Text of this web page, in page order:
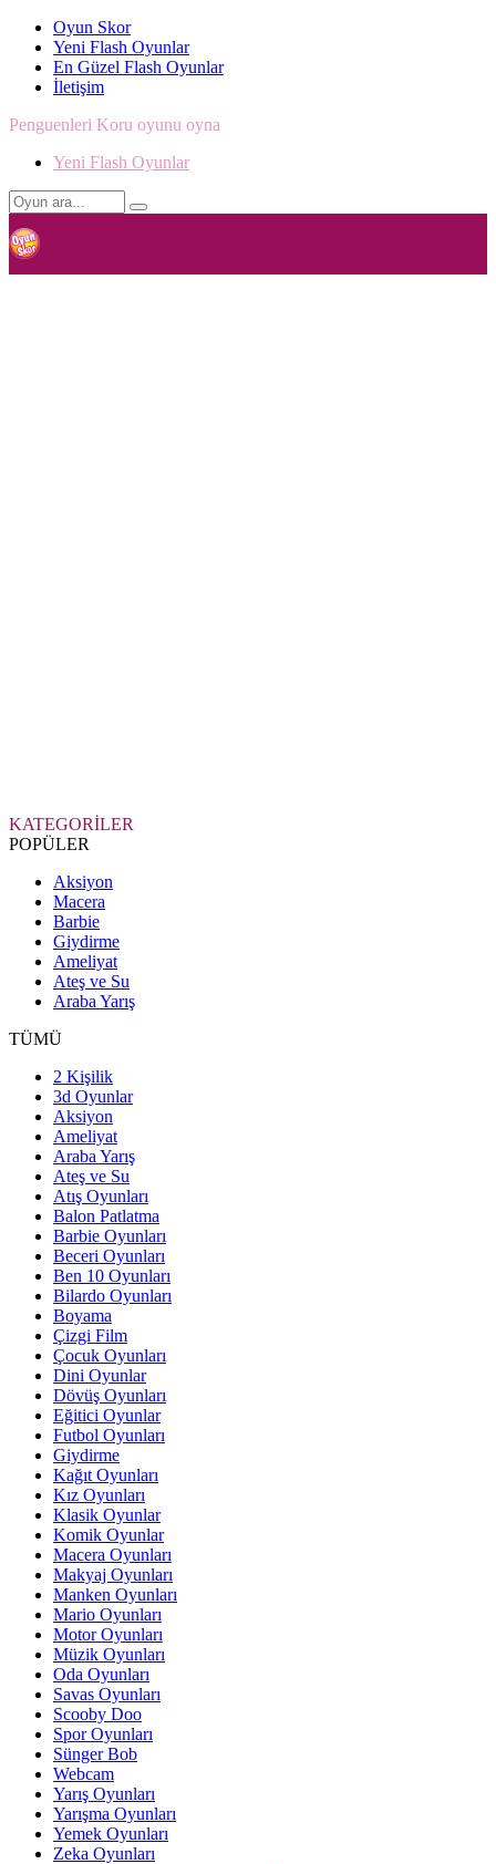
Oyun Skor
Yeni Flash Oyunlar
En Güzel Flash Oyunlar
İletişim
Penguenleri Koru oyunu oyna
Yeni Flash Oyunlar
KATEGORİLER
POPÜLER
Aksiyon
Macera
Barbie
Giydirme
Ameliyat
Ateş ve Su
Araba Yarış
TÜMÜ
2 Kişilik
3d Oyunlar
Aksiyon
Ameliyat
Araba Yarış
Ateş ve Su
Atış Oyunları
Balon Patlatma
Barbie Oyunları
Beceri Oyunları
Ben 10 Oyunları
Bilardo Oyunları
Boyama
Çizgi Film
Çocuk Oyunları
Dini Oyunlar
Dövüş Oyunları
Eğitici Oyunlar
Futbol Oyunları
Giydirme
Kağıt Oyunları
Kız Oyunları
Klasik Oyunlar
Komik Oyunlar
Macera Oyunları
Makyaj Oyunları
Manken Oyunları
Mario Oyunları
Motor Oyunları
Müzik Oyunları
Oda Oyunları
Savas Oyunları
Scooby Doo
Spor Oyunları
Sünger Bob
Webcam
Yarış Oyunları
Yarışma Oyunları
Yemek Oyunları
Zeka Oyunları